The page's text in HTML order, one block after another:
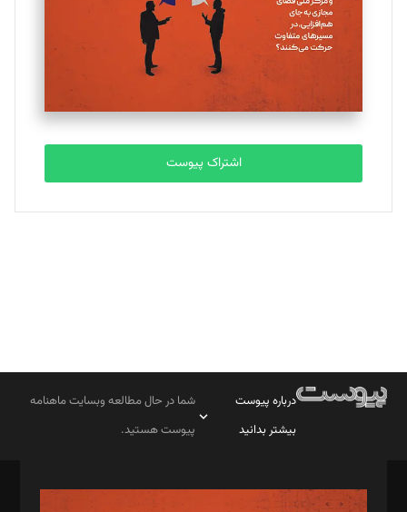
ملینا جعفری
تحریریه
مصطفی مسجدی آرانی
تحریریه
بابک نقاش
تحریریه
اشتراک پیوست
درباره پیوست
بیشتر بدانید
شما در حال مطالعه وبسایت ماهنامه
پیوست هستید.
مدیر مسئول: محمدباقر اثنی‌عشری